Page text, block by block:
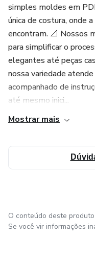
simples moldes em
única de costura, onde
encontram. 📐 Nossos
para simplificar o
elegantes até peças
nossa variedade
acompanhado de
até mesmo inici...
Mostrar mais
O conteúdo deste
Se você vir informações